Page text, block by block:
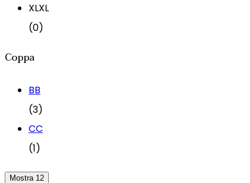
XLXL
(0)
Coppa
BB
(3)
CC
(1)
Mostra 12